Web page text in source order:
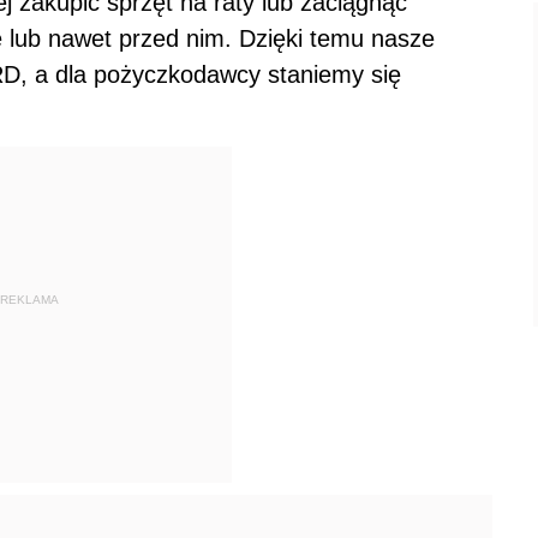
lub nawet przed nim. Dzięki temu nasze
a dla pożyczkodawcy staniemy się
REKLAMA